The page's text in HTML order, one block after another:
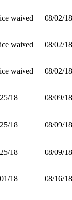
waived 08/02/18
waived 08/02/18
waived 08/02/18
18 08/09/18
18 08/09/18
18 08/09/18
18 08/16/18